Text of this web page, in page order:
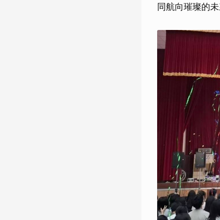
同航向璀璨的